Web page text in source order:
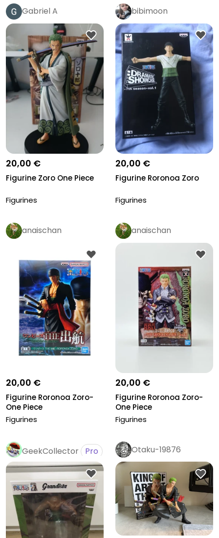
Gabriel A
20,00 €
Figurine Zoro One Piece
Figurines
bibimoon
20,00 €
Figurine Roronoa Zoro
Figurines
anaischan
20,00 €
Figurine Roronoa Zoro-
One Piece
Figurines
anaischan
20,00 €
Figurine Roronoa Zoro-
One Piece
Figurines
GeekCollector Pro Otaku-19876